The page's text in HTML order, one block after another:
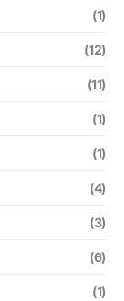
(1)
(12)
(11)
(1)
(1)
(4)
(3)
(6)
(1)